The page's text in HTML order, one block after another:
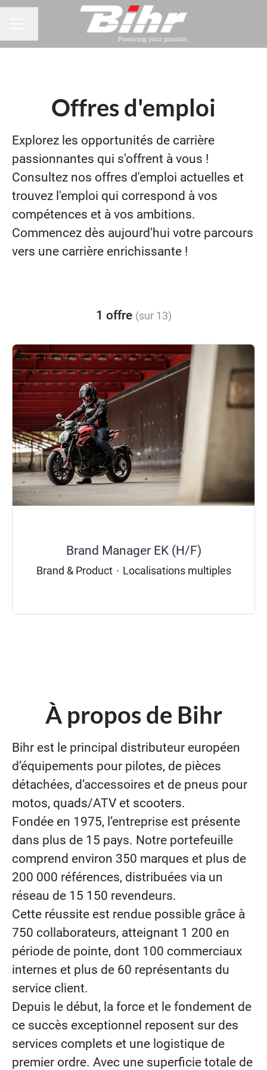
Changer la langue
Offres d'emploi
Explorez les opportunités de carrière
passionnantes qui s'offrent à vous !
Consultez nos offres d'emploi actuelles et
trouvez l'emploi qui correspond à vos
compétences et à vos ambitions.
Commencez dès aujourd'hui votre parcours
vers une carrière enrichissante !
1 offre (sur 13)
Brand Manager EK (H/F)
Brand & Product · Localisations multiples
À propos de Bihr
Bihr est le principal distributeur européen
d’équipements pour pilotes, de pièces
détachées, d’accessoires et de pneus pour
motos, quads/ATV et scooters.
Fondée en 1975, l’entreprise est présente
dans plus de 15 pays. Notre portefeuille
comprend environ 350 marques et plus de
200 000 références, distribuées via un
réseau de 15 150 revendeurs.
Cette réussite est rendue possible grâce à
750 collaborateurs, atteignant 1 200 en
période de pointe, dont 100 commerciaux
internes et plus de 60 représentants du
service client.
Depuis le début, la force et le fondement de
ce succès exceptionnel reposent sur des
services complets et une logistique de
premier ordre. Avec une superficie totale de